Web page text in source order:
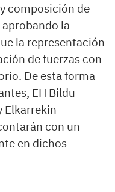
composición de
la
la representación
de fuerzas con
De esta forma
EH Bildu
Elkarrekin
con un
en dichos